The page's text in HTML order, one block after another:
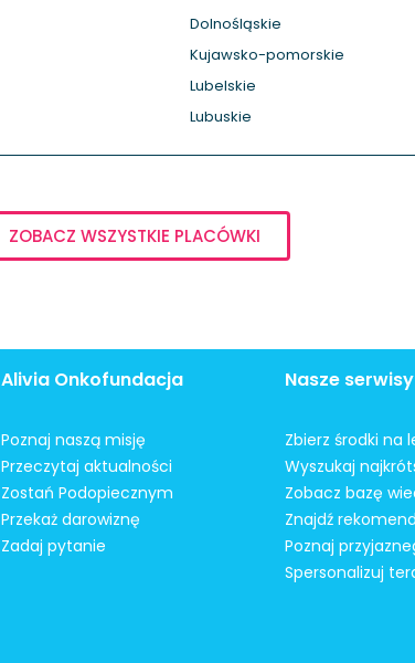
Dolnośląskie
Kujawsko-pomorskie
Lubelskie
Lubuskie
ZOBACZ WSZYSTKIE PLACÓWKI
Alivia Onkofundacja
Poznaj naszą misję
Przeczytaj aktualności
Zostań Podopiecznym
Przekaż darowiznę
Zadaj pytanie
Nasze serwisy
Zbierz środki na
Wyszukaj
Zobacz bazę
Znajdź
Poznaj
Spersonalizuj